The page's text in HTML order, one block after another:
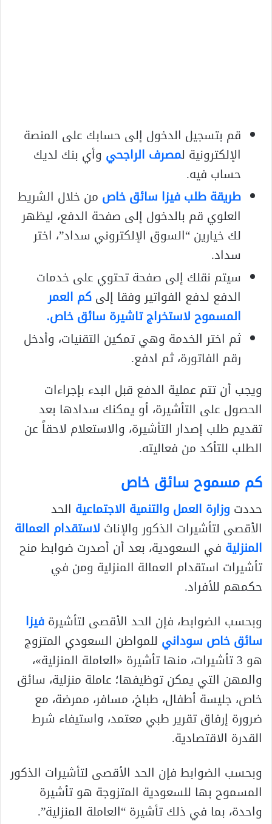
قم بتسجيل الدخول إلى حسابك على المنصة
الإلكترونية لمصرف الراجحي وأي بنك لديك
حساب فيه.
طريقة طلب فيزا سائق خاص من خلال الشريط
العلوي قم بالدخول إلى صفحة الدفع، ليظهر
لك خيارين “السوق الإلكتروني سداد”، اختر
سداد.
سيتم نقلك إلى صفحة تحتوي على خدمات
الدفع لدفع الفواتير وفقا إلىكم العمر
المسموح لاستخراج تاشيرة سائق خاص.
ثم اختر الخدمة وهي تمكين التقنيات، وأدخل
رقم الفاتورة، ثم ادفع.
ويجب أن تتم عملية الدفع قبل البدء بإجراءات
الحصول على التأشيرة، أو يمكنك سدادها بعد
تقديم طلب إصدار التأشيرة، والاستعلام لاحقاً عن
الطلب للتأكد من فعاليته.
كم مسموح سائق خاص
حددت وزارة العمل والتنمية الاجتماعية الحد
الأقصى لتأشيرات الذكور والإناث لاستقدام العمالة
المنزلية في السعودية، بعد أن أصدرت ضوابط منح
تأشيرات استقدام العمالة المنزلية ومن في
حكمهم للأفراد.
وبحسب الضوابط، فإن الحد الأقصى لتأشيرةفيزا
سائق خاص سوداني للمواطن السعودي المتزوج
هو 3 تأشيرات، منها تأشيرة «العاملة المنزلية»،
والمهن التي يمكن توظيفها؛ عاملة منزلية، سائق
خاص، جليسة أطفال، طباخ، مسافر، ممرضة، مع
ضرورة إرفاق تقرير طبي معتمد، واستيفاء شرط
القدرة الاقتصادية.
وبحسب الضوابط فإن الحد الأقصى لتأشيرات الذكور
المسموح بها للسعودية المتزوجة هو تأشيرة
واحدة، بما في ذلك تأشيرة “العاملة المنزلية”.